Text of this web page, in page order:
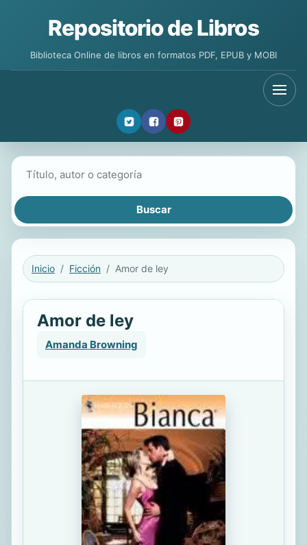
Repositorio de Libros
Biblioteca Online de libros en formatos PDF, EPUB y MOBI
Inicio Ficción Amor de ley
Amor de ley
Amanda Browning